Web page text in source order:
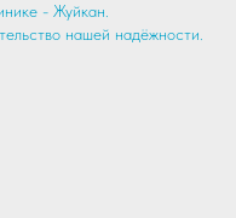
- Жуйкан.
нашей надёжности.